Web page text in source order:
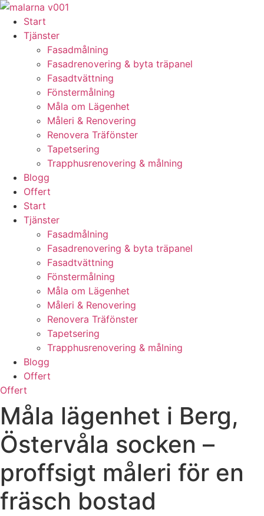
Skip
content
Start
Tjänster
Fasadmålning
Fasadrenovering & byta träpanel
Fasadtvättning
Fönstermålning
Måla om Lägenhet
Måleri & Renovering
Renovera Träfönster
Tapetsering
Trapphusrenovering & målning
Blogg
Offert
Start
Tjänster
Fasadmålning
Fasadrenovering & byta träpanel
Fasadtvättning
Fönstermålning
Måla om Lägenhet
Måleri & Renovering
Renovera Träfönster
Tapetsering
Trapphusrenovering & målning
Blogg
Offert
Offert
Måla lägenhet i Berg,
Östervåla socken –
proffsigt måleri för en
fräsch bostad